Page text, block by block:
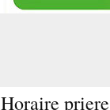
Horaire